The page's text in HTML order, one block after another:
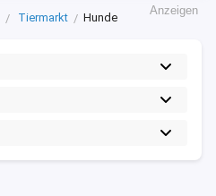
Tiermarkt Hunde
Anzeigen